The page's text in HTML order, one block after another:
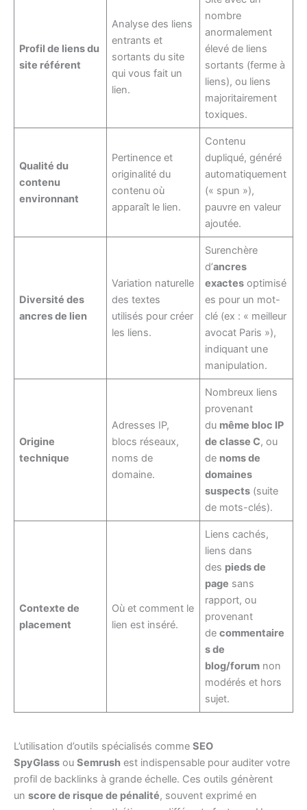
Profil de liens du
site référent
Analyse des liens
entrants et
sortants du site
qui vous fait un
lien.
nombre
anormalement
élevé de liens
sortants (ferme à
liens), ou liens
majoritairement
toxiques.
Qualité du
contenu
environnant
Pertinence et
originalité du
contenu où
apparaît le lien.
Contenu
dupliqué, généré
automatiquement
(« spun »),
pauvre en valeur
ajoutée.
Diversité des
ancres de lien
Variation naturelle
des textes
utilisés pour créer
les liens.
Surenchère
d’ancres
exactes optimisé
es pour un mot-
clé (ex : « meilleur
avocat Paris »),
indiquant une
manipulation.
Origine
technique
Adresses IP,
blocs réseaux,
noms de
domaine.
Nombreux liens
provenant
du même bloc IP
de classe C, ou
de noms de
domaines
suspects (suite
de mots-clés).
Contexte de
placement
Où et comment le
lien est inséré.
Liens cachés,
liens dans
des pieds de
page sans
rapport, ou
provenant
decommentaire
s de
blog/forum non
modérés et hors
sujet.
L’utilisation d’outils spécialisés comme SEO
SpyGlass ou Semrush est indispensable pour auditer votre
profil de backlinks à grande échelle. Ces outils génèrent
un score de risque de pénalité, souvent exprimé en